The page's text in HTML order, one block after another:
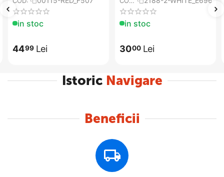
in stoc
4499 Lei
in stoc
3000 Lei
Istoric Navigare
Beneficii